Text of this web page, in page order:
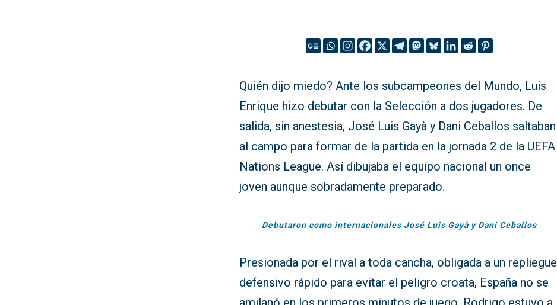
Quién dijo miedo? Ante los subcampeones del Mundo, Luis
Enrique hizo debutar con la Selección a dos jugadores. De
salida, sin anestesia, José Luis Gayà y Dani Ceballos saltaban
al campo para formar de la partida en la jornada 2 de la UEFA
Nations League. Así dibujaba el equipo nacional un once
joven aunque sobradamente preparado.
Debutaron como internacionales José Luis Gayà y Dani Ceballos
Presionada por el rival a toda cancha, obligada a un repliegue
defensivo rápido para evitar el peligro croata, España no se